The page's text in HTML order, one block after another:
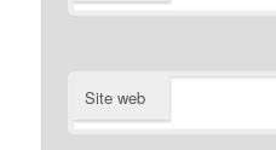
Site web